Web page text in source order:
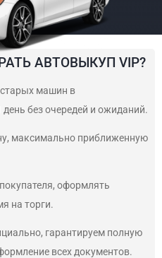
АВТОВЫКУП VIP?
машин в
без очередей и ожиданий.
максимально приближенную
оформлять
на торги.
гарантируем полную
всех документов.